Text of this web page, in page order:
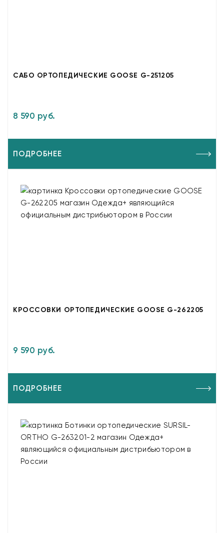
САБО ОРТОПЕДИЧЕСКИЕ GOOSE G-251205
8 590 руб.
ПОДРОБНЕЕ
КРОССОВКИ ОРТОПЕДИЧЕСКИЕ GOOSE G-262205
9 590 руб.
ПОДРОБНЕЕ